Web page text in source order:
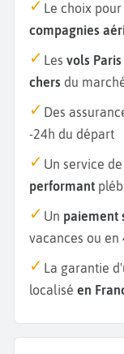
Le choix pour
compagnies
Les vols
chers du
Des
-24h du départ
Un service
performant
Un paiement
vacances ou en
La garantie
localisé en